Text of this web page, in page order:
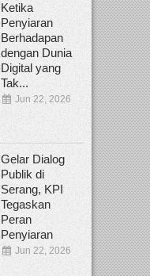
Ketika
Penyiaran
Berhadapan
dengan Dunia
Digital yang
Tak...
Jun 22, 2026
Gelar Dialog
Publik di
Serang, KPI
Tegaskan
Peran
Penyiaran
Jun 22, 2026